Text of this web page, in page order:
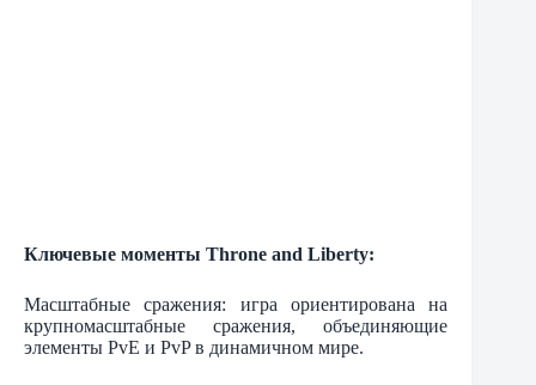
Ключевые моменты Throne and Liberty:
Масштабные сражения: игра ориентирована на
крупномасштабные сражения, объединяющие
элементы PvE и PvP в динамичном мире.